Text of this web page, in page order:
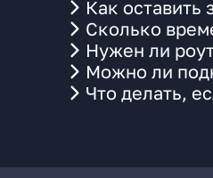
Как оставить
Сколько
Нужен ли
Можно ли
Что делать,